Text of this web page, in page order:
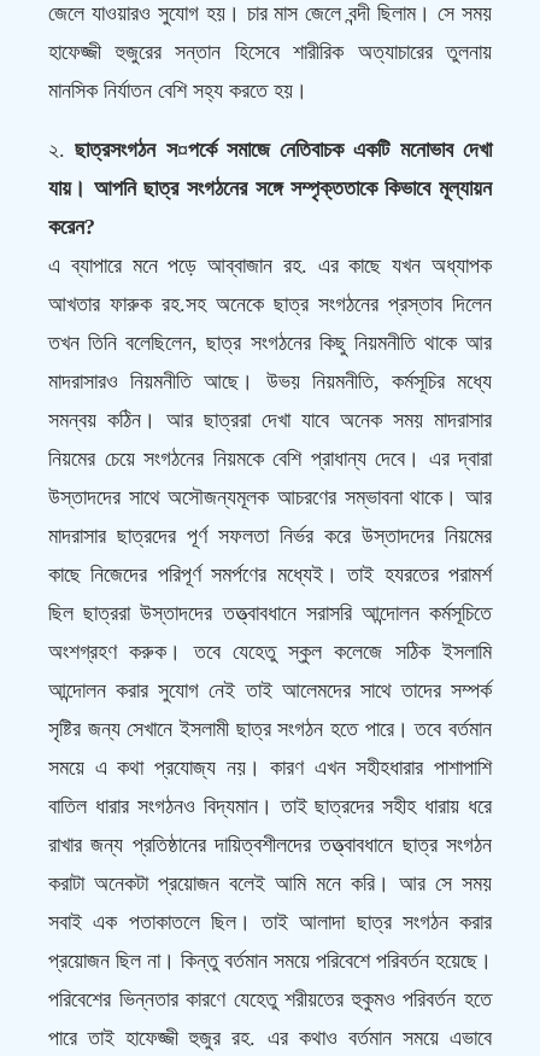
জেলে যাওয়ারও সুযোগ হয়। চার মাস জেলে বন্দী ছিলাম। সে সময়
হাফেজ্জী হুজুরের সন্তান হিসেবে শারীরিক অত্যাচারের তুলনায়
মানসিক নির্যাতন বেশি সহ্য করতে হয়।
২. ছাত্রসংগঠন স¤পর্কে সমাজে নেতিবাচক একটি মনোভাব দেখা
যায়। আপনি ছাত্র সংগঠনের সঙ্গে সম্পৃক্ততাকে কিভাবে মূল্যায়ন
করেন?
এ ব্যাপারে মনে পড়ে আব্বাজান রহ. এর কাছে যখন অধ্যাপক
আখতার ফারুক রহ.সহ অনেকে ছাত্র সংগঠনের প্রস্তাব দিলেন
তখন তিনি বলেছিলেন, ছাত্র সংগঠনের কিছু নিয়মনীতি থাকে আর
মাদরাসারও নিয়মনীতি আছে। উভয় নিয়মনীতি, কর্মসূচির মধ্যে
সমন্বয় কঠিন। আর ছাত্ররা দেখা যাবে অনেক সময় মাদরাসার
নিয়মের চেয়ে সংগঠনের নিয়মকে বেশি প্রাধান্য দেবে। এর দ্বারা
উস্তাদদের সাথে অসৌজন্যমূলক আচরণের সম্ভাবনা থাকে। আর
মাদরাসার ছাত্রদের পূর্ণ সফলতা নির্ভর করে উস্তাদদের নিয়মের
কাছে নিজেদের পরিপূর্ণ সমর্পণের মধ্যেই। তাই হযরতের পরামর্শ
ছিল ছাত্ররা উস্তাদদের তত্ত্বাবধানে সরাসরি আন্দোলন কর্মসূচিতে
অংশগ্রহণ করুক। তবে যেহেতু স্কুল কলেজে সঠিক ইসলামি
আন্দোলন করার সুযোগ নেই তাই আলেমদের সাথে তাদের সম্পর্ক
সৃষ্টির জন্য সেখানে ইসলামী ছাত্র সংগঠন হতে পারে। তবে বর্তমান
সময়ে এ কথা প্রযোজ্য নয়। কারণ এখন সহীহধারার পাশাপাশি
বাতিল ধারার সংগঠনও বিদ্যমান। তাই ছাত্রদের সহীহ ধারায় ধরে
রাখার জন্য প্রতিষ্ঠানের দায়িত্বশীলদের তত্ত্বাবধানে ছাত্র সংগঠন
করাটা অনেকটা প্রয়োজন বলেই আমি মনে করি। আর সে সময়
সবাই এক পতাকাতলে ছিল। তাই আলাদা ছাত্র সংগঠন করার
প্রয়োজন ছিল না। কিন্তু বর্তমান সময়ে পরিবেশে পরিবর্তন হয়েছে।
পরিবেশের ভিন্নতার কারণে যেহেতু শরীয়তের হুকুমও পরিবর্তন হতে
পারে তাই হাফেজ্জী হুজুর রহ. এর কথাও বর্তমান সময়ে এভাবে